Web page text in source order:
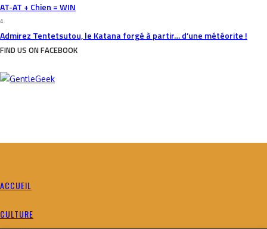
AT-AT + Chien = WIN
4.
Admirez Tentetsutou, le Katana forgé à partir… d’une météorite !
FIND US ON FACEBOOK
ACCUEIL
CULTURE